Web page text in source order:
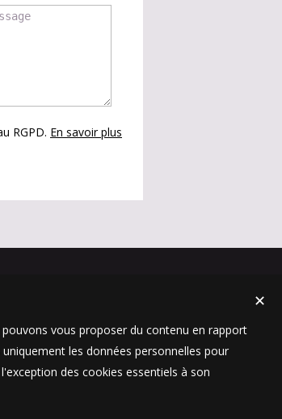
RGPD. En savoir plus
✕
vous proposer du contenu en rapport
les données personnelles pour
des cookies essentiels à son